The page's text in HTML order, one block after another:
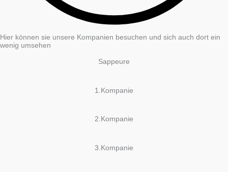
Hier können sie unsere Kompanien besuchen und sich auch dort ein
wenig umsehen
Sappeure
1.Kompanie
2.Kompanie
3.Kompanie